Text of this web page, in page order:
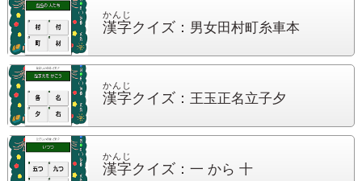
漢字
かんじ
クイズ： 男女田村町糸車本
漢字
かんじ
クイズ： 王玉正名立子夕
漢字
かんじ
クイズ： 一 から 十